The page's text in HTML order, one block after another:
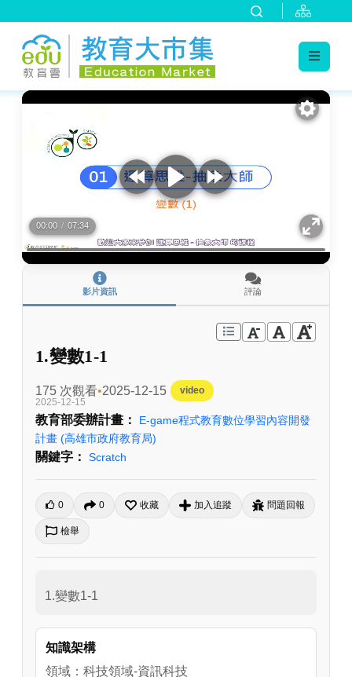
:::
00:00 / 07:34
影片資訊 評論
1.變數1-1
175 次觀看 2025-12-15
video
2025-12-15
教育部委辦計畫：
E-game程式教育數位學習內容開發
計畫 (高雄市政府教育局)
關鍵字： Scratch
0 0 收藏 加入追蹤 問題回報
檢舉
1.變數1-1
知識架構
領域：科技領域-資訊科技